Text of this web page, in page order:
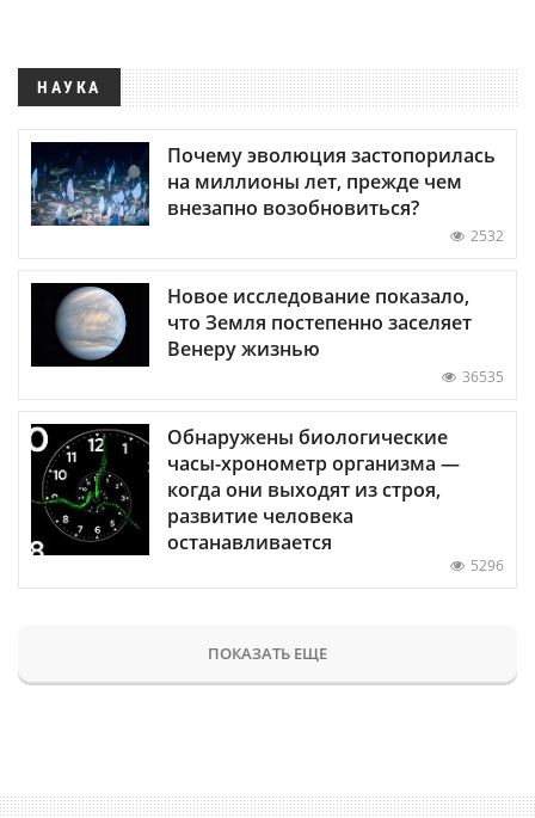
НАУКА
Почему эволюция застопорилась
на миллионы лет, прежде чем
внезапно возобновиться?
2532
Новое исследование показало,
что Земля постепенно заселяет
Венеру жизнью
36535
Обнаружены биологические
часы-хронометр организма —
когда они выходят из строя,
развитие человека
останавливается
5296
ПОКАЗАТЬ ЕЩЕ